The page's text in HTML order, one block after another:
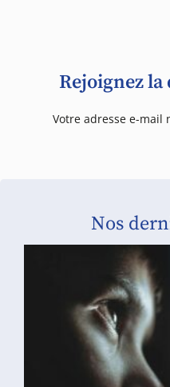
Rejoignez
Votre adresse e-mail
Nos